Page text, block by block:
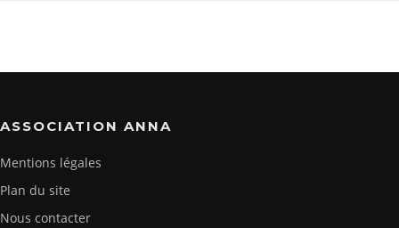
ASSOCIATION ANNA
Mentions légales
Plan du site
Nous contacter